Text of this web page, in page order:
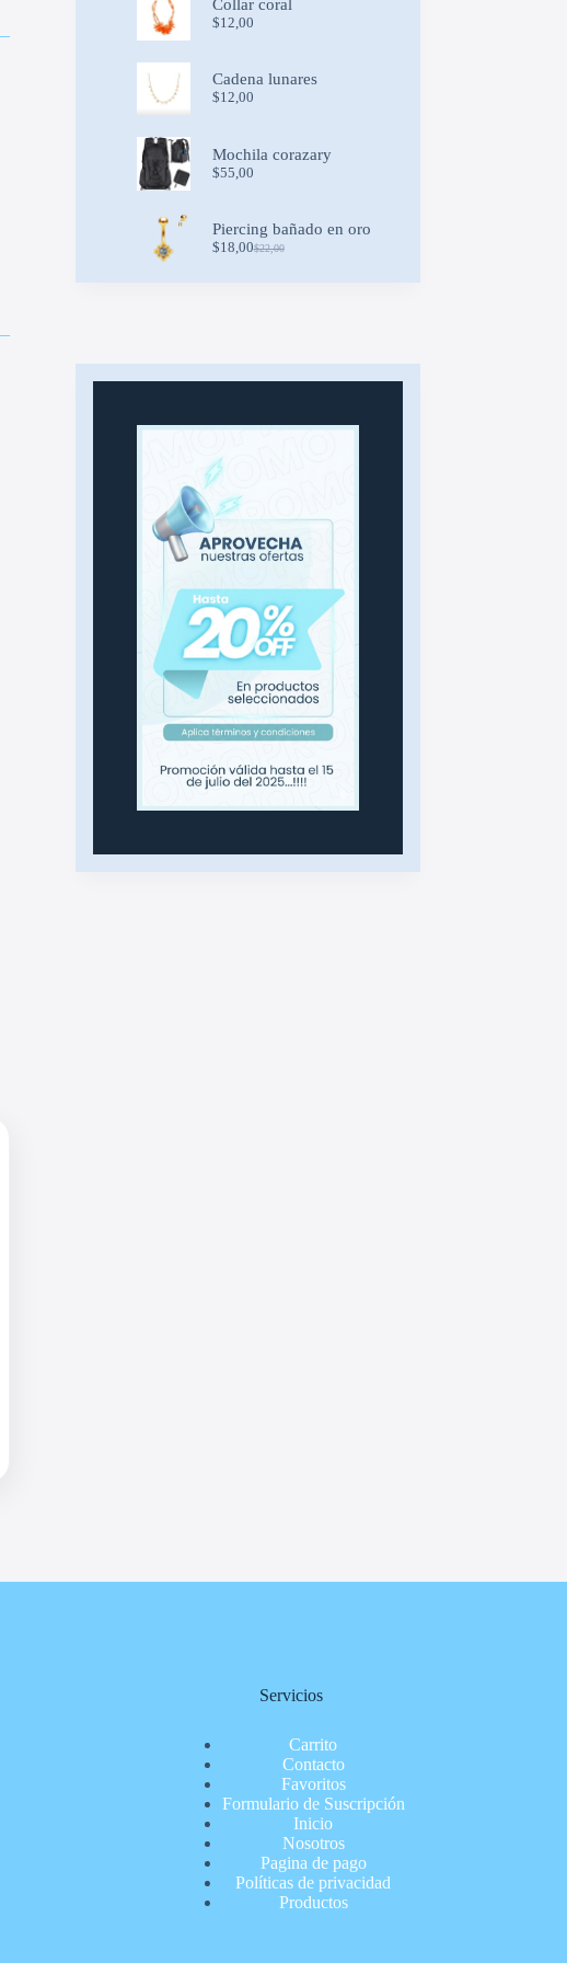
Collar coral
$12,00
Cadena lunares
$12,00
Mochila corazary
$55,00
Piercing bañado en oro
$22,00
Original
$18,00Current
Servicios
Carrito
Contacto
Favoritos
Formulario de Suscripción
Inicio
Nosotros
Pagina de pago
Políticas de privacidad
Productos